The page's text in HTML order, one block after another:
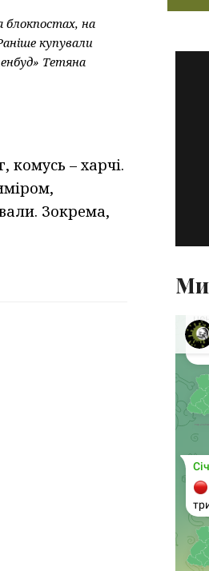
блокпостах, на
купували
Тетяна
комусь – харчі.
Зокрема,
Ми